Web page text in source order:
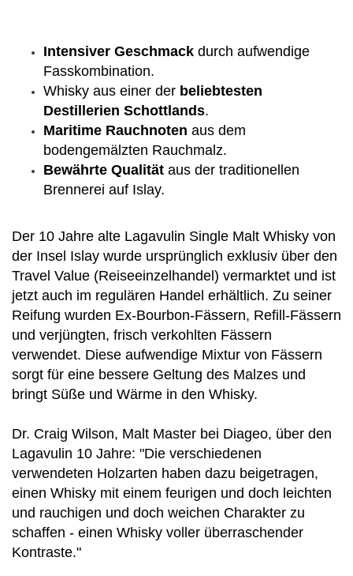
Intensiver Geschmack durch aufwendige
Fasskombination.
Whisky aus einer der beliebtesten
Destillerien Schottlands.
Maritime Rauchnoten aus dem
bodengemälzten Rauchmalz.
Bewährte Qualität aus der traditionellen
Brennerei auf Islay.
Der 10 Jahre alte Lagavulin Single Malt Whisky von
der Insel Islay wurde ursprünglich exklusiv über den
Travel Value (Reiseeinzelhandel) vermarktet und ist
jetzt auch im regulären Handel erhältlich. Zu seiner
Reifung wurden Ex-Bourbon-Fässern, Refill-Fässern
und verjüngten, frisch verkohlten Fässern
verwendet. Diese aufwendige Mixtur von Fässern
sorgt für eine bessere Geltung des Malzes und
bringt Süße und Wärme in den Whisky.
Dr. Craig Wilson, Malt Master bei Diageo, über den
Lagavulin 10 Jahre: "Die verschiedenen
verwendeten Holzarten haben dazu beigetragen,
einen Whisky mit einem feurigen und doch leichten
und rauchigen und doch weichen Charakter zu
schaffen - einen Whisky voller überraschender
Kontraste."